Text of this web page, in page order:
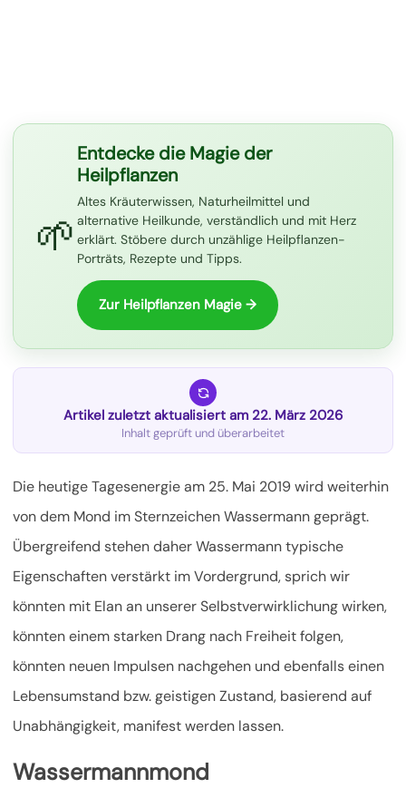
🌱
Entdecke die Magie der
Heilpflanzen
Altes Kräuterwissen, Naturheilmittel und
alternative Heilkunde, verständlich und mit Herz
erklärt. Stöbere durch unzählige Heilpflanzen-
Porträts, Rezepte und Tipps.
Zur Heilpflanzen Magie →
Artikel zuletzt aktualisiert am 22. März 2026
Inhalt geprüft und überarbeitet
Die heutige Tagesenergie am 25. Mai 2019 wird weiterhin
von dem Mond im Sternzeichen Wassermann geprägt.
Übergreifend stehen daher Wassermann typische
Eigenschaften verstärkt im Vordergrund, sprich wir
könnten mit Elan an unserer Selbstverwirklichungwirken,
könnten einem starken Drang nach Freiheit folgen,
könnten neuen Impulsen nachgehen und ebenfalls einen
Lebensumstand bzw. geistigen Zustand, basierend auf
Unabhängigkeit, manifest werden lassen.
Wassermannmond